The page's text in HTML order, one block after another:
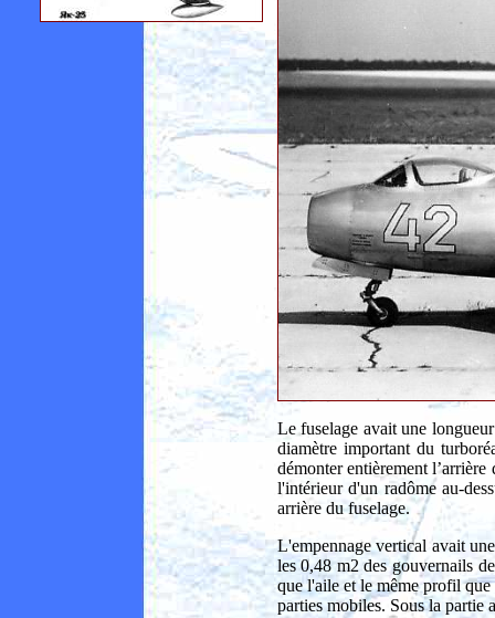
Le fuselage avait une
diamètre important du
démonter entièrement
l'intérieur d'un radôme au-
arrière du fuselage.
L'empennage vertical avait
les 0,48 m2 des gouvernails
que l'aile et le même profil
parties mobiles. Sous la partie